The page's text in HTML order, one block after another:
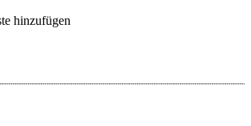
hinzufügen